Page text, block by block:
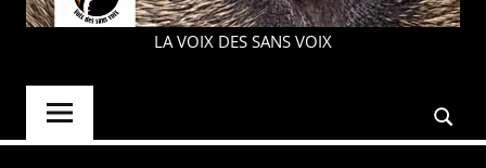
PAROLE
LA VOIX DES SANS VOIX